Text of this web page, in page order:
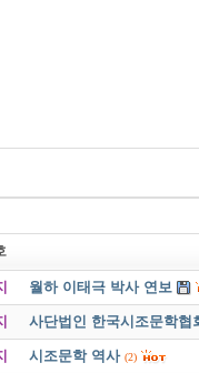
월하 이태극 박사 연보
사단법인 한국시조문학협
시조문학 역사 (2)